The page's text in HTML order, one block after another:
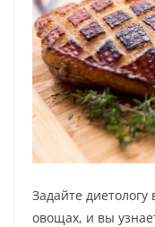
Задайте
овощах, и вы